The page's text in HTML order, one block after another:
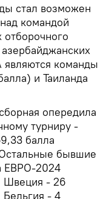
стал возможен
командой
команды
и Таиланда
опередила
турниру -
балла
бывшие
ЕВРО-2024
Швеция - 26
Бельгия - 4